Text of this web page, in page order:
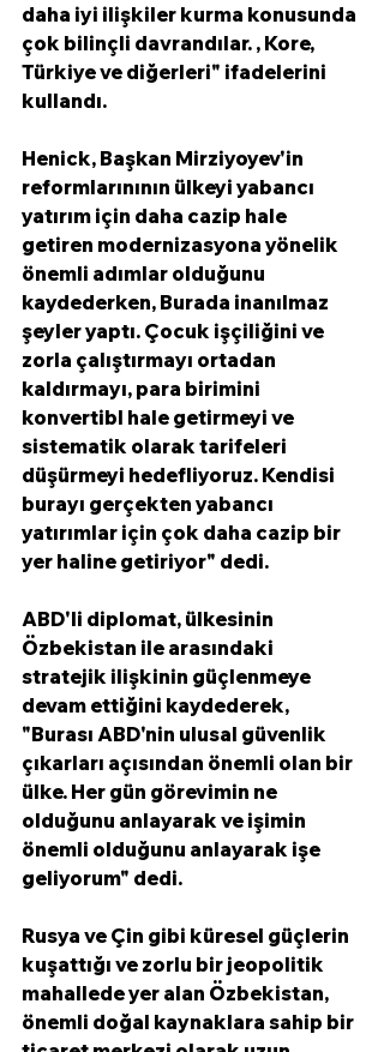
daha iyi ilişkiler kurma konusunda
çok bilinçli davrandılar. , Kore,
Türkiye ve diğerleri" ifadelerini
kullandı.
Henick, Başkan Mirziyoyev'in
reformlarınının ülkeyi yabancı
yatırım için daha cazip hale
getiren modernizasyona yönelik
önemli adımlar olduğunu
kaydederken, Burada inanılmaz
şeyler yaptı. Çocuk işçiliğini ve
zorla çalıştırmayı ortadan
kaldırmayı, para birimini
konvertibl hale getirmeyi ve
sistematik olarak tarifeleri
düşürmeyi hedefliyoruz. Kendisi
burayı gerçekten yabancı
yatırımlar için çok daha cazip bir
yer haline getiriyor" dedi.
ABD'li diplomat, ülkesinin
Özbekistan ile arasındaki
stratejik ilişkinin güçlenmeye
devam ettiğini kaydederek,
"Burası ABD'nin ulusal güvenlik
çıkarları açısından önemli olan bir
ülke. Her gün görevimin ne
olduğunu anlayarak ve işimin
önemli olduğunu anlayarak işe
geliyorum" dedi.
Rusya ve Çin gibi küresel güçlerin
kuşattığı ve zorlu bir jeopolitik
mahallede yer alan Özbekistan,
önemli doğal kaynaklara sahip bir